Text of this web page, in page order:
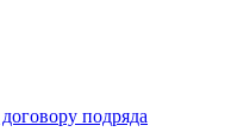
подряда